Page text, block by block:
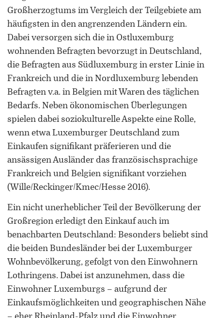
ORCID 0000-0002-5402-3860
Professor für Kulturwissenschaftliche
Grenzforschung an der Universität
Luxemburg
Leiter des Interdisziplinären
Kompetenzzentrums „UniGR-Center
for Border Studies“
Stv. Leiter des trinationalen Master in
Border Studies
Forschung zu Raum-, Identitäts-,
Praxis-, Grenztheorien und
vergrenzten Lebenswelten
Gründungsmitglied der
Arbeitsgruppen „Cultural Border
Studies” (KWG), „Bordertextures”
(UniGR-CBS) und „LABOR SwissLux“
Großherzogtums im Vergleich der Teilgebiete am
häufigsten in den angrenzenden Ländern ein.
Dabei versorgen sich die in Ostluxemburg
wohnenden Befragten bevorzugt in Deutschland,
die Befragten aus Südluxemburg in erster Linie in
Frankreich und die in Nordluxemburg lebenden
Befragten v.a. in Belgien mit Waren des täglichen
Bedarfs. Neben ökonomischen Überlegungen
spielen dabei soziokulturelle Aspekte eine Rolle,
wenn etwa Luxemburger Deutschland zum
Einkaufen signifikant präferieren und die
ansässigen Ausländer das französischsprachige
Frankreich und Belgien signifikant vorziehen
(Wille/Reckinger/Kmec/Hesse 2016).
Ein nicht unerheblicher Teil der Bevölkerung der
Großregion erledigt den Einkauf auch im
benachbarten Deutschland: Besonders beliebt sind
die beiden Bundesländer bei der Luxemburger
Wohnbevölkerung, gefolgt von den Einwohnern
Lothringens. Dabei ist anzunehmen, dass die
Einwohner Luxemburgs – aufgrund der
Einkaufsmöglichkeiten und geographischen Nähe